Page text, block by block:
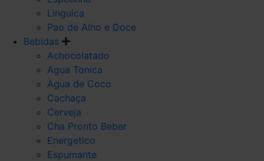
Linguica
Pao de Alho e Doce
Bebidas
Achocolatado
Agua Tonica
Agua de Coco
Cachaça
Cerveja
Cha Pronto Beber
Energetico
Espumante